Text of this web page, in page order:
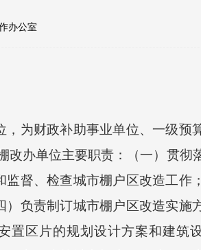
办公室
为财政补助事业单位、一级预
改办单位主要职责：（一）贯彻
督、检查城市棚户区改造工作
负责制订城市棚户区改造实施
区片的规划设计方案和建筑